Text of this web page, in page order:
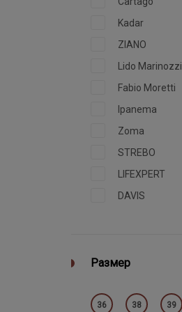
Kadar
ZIANO
Lido Marinozzi
Fabio Moretti
Ipanema
Zoma
STREBO
LIFEXPERT
DAVIS
Размер
36 38 39